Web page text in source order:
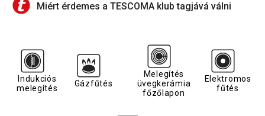
Miért érdemes a TESCOMA klub tagjává válni
Indukciós
melegítés
Gázfűtés
Melegítés
üvegkerámia
főzőlapon
Elektromos
fűtés